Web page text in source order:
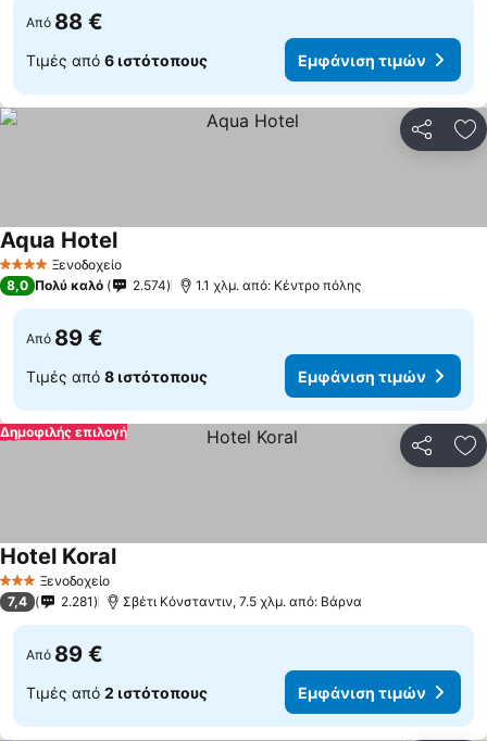
Από 88 €
Τιμές από 6 ιστότοπους Εμφάνιση τιμών
4 ΑστέριαΞενοδοχείο
Aqua Hotel
8,0 Πολύ καλό 2.574 1.1 χλμ. από: Κέντρο πόλης
Από 89 €
Τιμές από 8 ιστότοπους Εμφάνιση τιμών
Δημοφιλής επιλογή
3 ΑστέριαΞενοδοχείο
Hotel Koral
7,4 2.281 Σβέτι Κόνσταντιν, 7.5 χλμ. από: Βάρνα
Από 89 €
Τιμές από 2 ιστότοπους Εμφάνιση τιμών